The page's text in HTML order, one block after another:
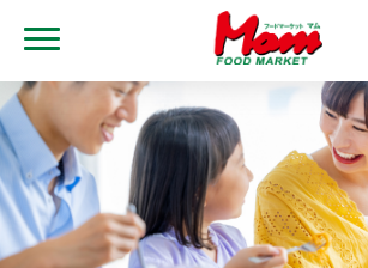
トップ
ブランド・店舗
マムアプリ